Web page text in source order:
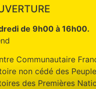
de 9h00 à 16h00.
Communautaire
non cédé des
des Premières